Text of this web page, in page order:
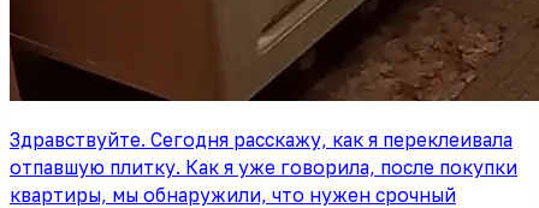
Здравствуйте. Сегодня расскажу, как я переклеивала
отпавшую плитку. Как я уже говорила, после покупки
квартиры, мы обнаружили, что нужен срочный